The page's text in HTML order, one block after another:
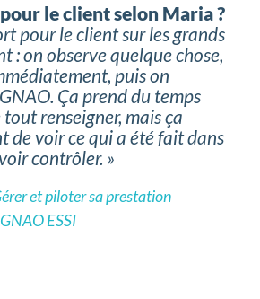
le client selon Maria ?
pour le client sur les grands
: on observe quelque chose,
puis on
Ça prend du temps
renseigner, mais ça
de voir ce qui a été fait dans
contrôler. »
et piloter sa prestation
ESSI